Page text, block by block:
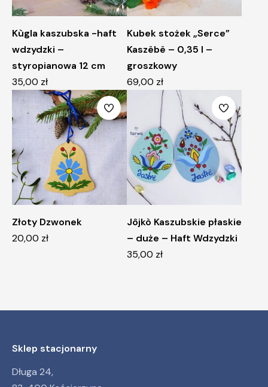
Kùgla kaszubska -haft
wdzydzki –
styropianowa 12 cm
35,00 zł
Kubek stożek „Serce”
Kaszëbë – 0,35 l –
groszkowy
69,00 zł
Złoty Dzwonek
20,00 zł
Jôjkò Kaszubskie płaskie
– duże – Haft Wdzydzki
35,00 zł
Sklep stacjonarny
Długa 24,